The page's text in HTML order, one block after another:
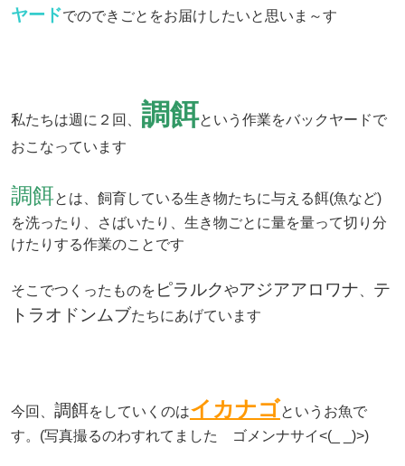
ヤードでのできごとをお届けしたいと思いま～す
私たちは週に２回、 調餌という作業をバックヤードで
おこなっています
調餌とは、飼育している生き物たちに与える餌(魚など)
を洗ったり、さばいたり、生き物ごとに量を量って切り分
けたりする作業のことです
そこでつくったものを ピラルクやアジアアロワナ
テ
トラオドンムブたちにあげています
今回、 調餌を していくのはイカナゴというお魚で
す。(写真撮るのわすれてました ゴメンナサイ<(_ _)>)